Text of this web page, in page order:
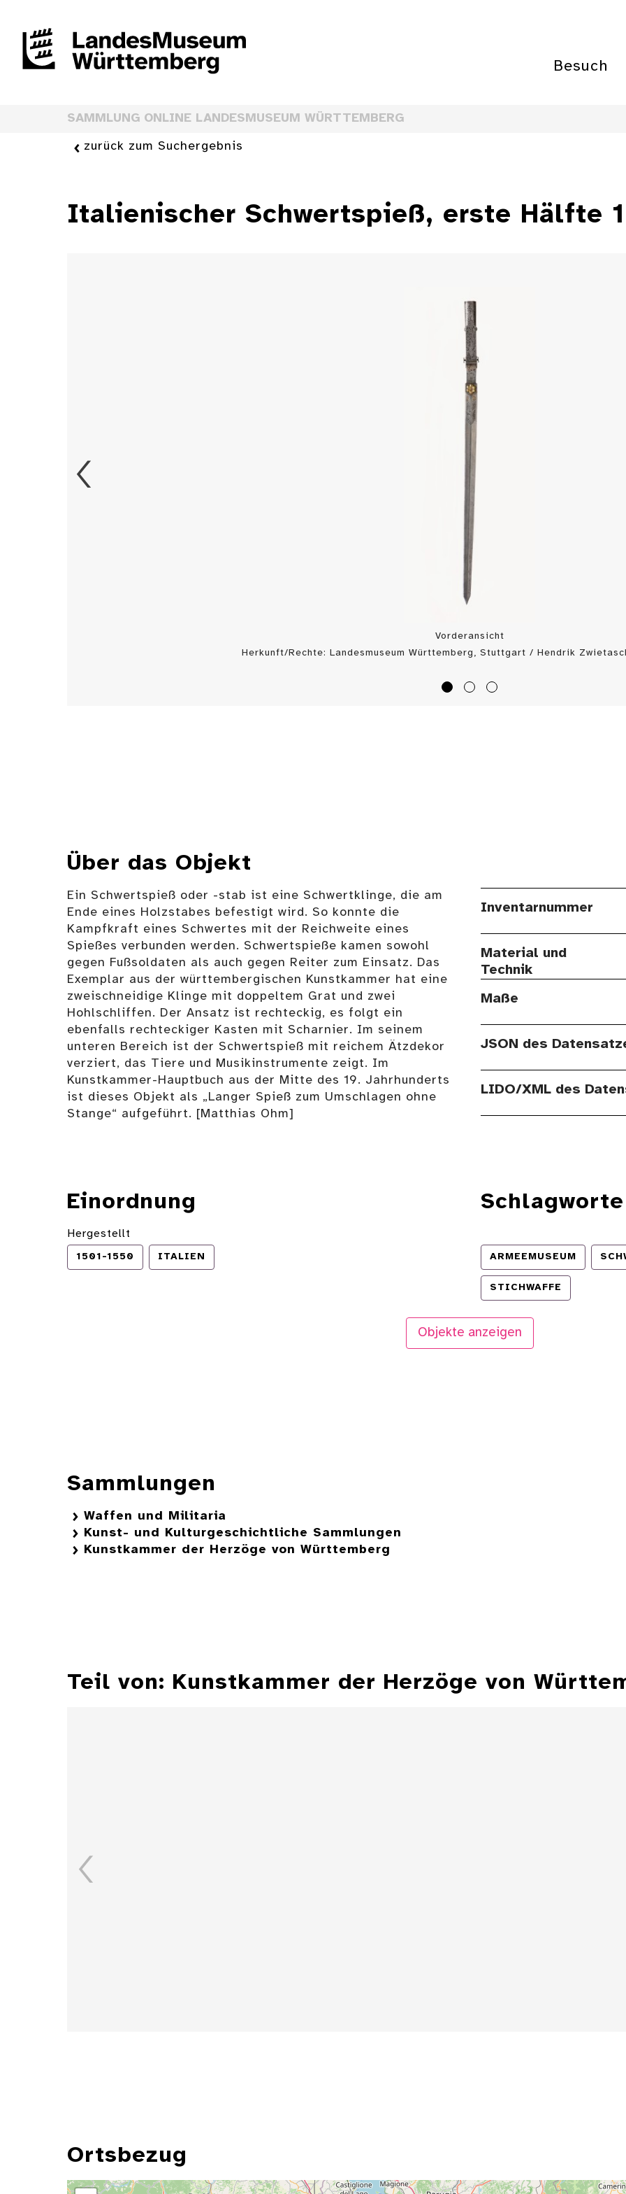
Besuch
SAMMLUNG ONLINE LANDESMUSEUM WÜRTTEMBERG
zurück zum Suchergebnis
Italienischer Schwertspieß, erste Hälfte
Vorderansicht
Herkunft/Rechte: Landesmuseum Württemberg, Stuttgart / Hendrik
Über das Objekt
Ein Schwertspieß oder -stab ist eine Schwertklinge, die am
Ende eines Holzstabes befestigt wird. So konnte die
Kampfkraft eines Schwertes mit der Reichweite eines
Spießes verbunden werden. Schwertspieße kamen sowohl
gegen Fußsoldaten als auch gegen Reiter zum Einsatz. Das
Exemplar aus der württembergischen Kunstkammer hat eine
zweischneidige Klinge mit doppeltem Grat und zwei
Hohlschliffen. Der Ansatz ist rechteckig, es folgt ein
ebenfalls rechteckiger Kasten mit Scharnier. Im seinem
unteren Bereich ist der Schwertspieß mit reichem Ätzdekor
verziert, das Tiere und Musikinstrumente zeigt. Im
Kunstkammer-Hauptbuch aus der Mitte des 19. Jahrhunderts
ist dieses Objekt als „Langer Spieß zum Umschlagen ohne
Stange“ aufgeführt. [Matthias Ohm]
Inventarnummer
Material und
Technik
Maße
JSON des
LIDO/XML des
Einordnung
Hergestellt
1501-1550 ITALIEN
Schlagworte
ARMEEMUSEUM
STICHWAFFE
Objekte anzeigen
Sammlungen
Waffen und Militaria
Kunst- und Kulturgeschichtliche Sammlungen
Kunstkammer der Herzöge von Württemberg
Teil von: Kunstkammer der Herzöge von
Ortsbezug